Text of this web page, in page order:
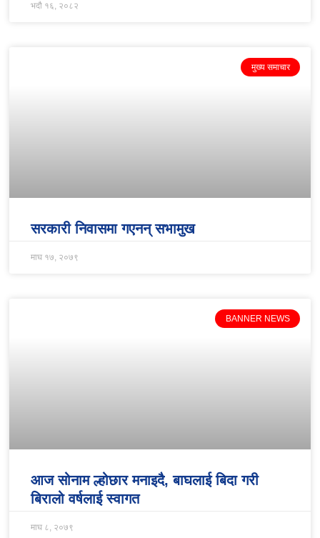
भदौ १६, २०८२
मुख्य समाचार
सरकारी निवासमा गएनन् सभामुख
माघ १७, २०७९
BANNER NEWS
आज सोनाम ल्होछार मनाइदै, बाघलाई बिदा गरी
बिरालो वर्षलाई स्वागत
माघ ८, २०७९